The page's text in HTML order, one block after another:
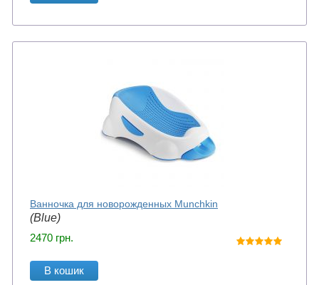
Ванночка для новорожденных Munchkin
(Blue)
2470 грн.
В кошик